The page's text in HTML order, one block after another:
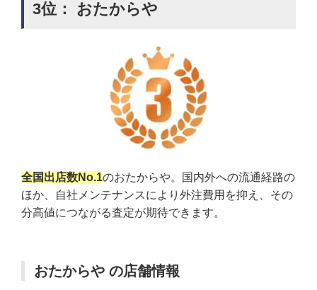
3位： おたからや
全国出店数No.1のおたからや。国内外への流通経路の
ほか、自社メンテナンスにより外注費用を抑え、その
分高値につながる査定が期待できます。
おたからや の店舗情報